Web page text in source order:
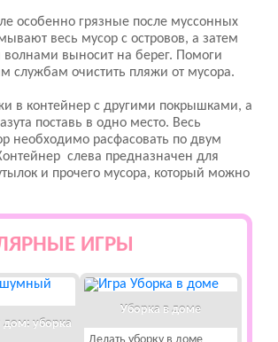
особенно грязные после муссонных
весь мусор с островов, а затем
волнами выносит на берег. Помоги
службам очистить пляжи от мусора.
в контейнер с другими покрышками, а
поставь в одно место. Весь
необходимо расфасовать по двум
слева предназначен для
и прочего мусора, который можно
ИГРЫ
уборка
Уборка в доме